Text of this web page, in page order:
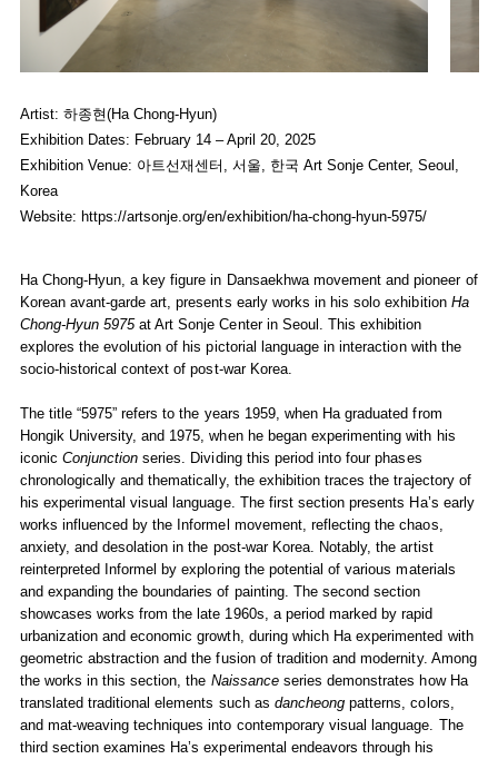
Ha Chong-Hyun
February 28, 2025 - January 11,
Installation view ofHa Chong-Hyun 5975at Art Sonje Center,
Courtesy of Art Sonje Center ⓒ 2025. Art Sonje Center all rights
Photo: Seowon Nam
Artist: 하종현(Ha Chong-Hyun)
Exhibition Dates: February 14 – April 20, 2025
Exhibition Venue: 아트선재센터, 서울, 한국 Art Sonje Center, Seoul,
Korea
Website: https://artsonje.org/en/exhibition/ha-chong-hyun-5975/
Ha Chong-Hyun, a key figure in Dansaekhwa movement and pioneer of
Korean avant-garde art, presents early works in his solo exhibition Ha
Chong-Hyun 5975at Art Sonje Center in Seoul. This exhibition
explores the evolution of his pictorial language in interaction with the
socio-historical context of post-war Korea.
The title “5975” refers to the years 1959, when Ha graduated from
Hongik University, and 1975, when he began experimenting with his
iconic Conjunction series. Dividing this period into four phases
chronologically and thematically, the exhibition traces the trajectory of
his experimental visual language. The first section presents Ha’s early
works influenced by the Informel movement, reflecting the chaos,
anxiety, and desolation in the post-war Korea. Notably, the artist
reinterpreted Informel by exploring the potential of various materials
and expanding the boundaries of painting. The second section
showcases works from the late 1960s, a period marked by rapid
urbanization and economic growth, during which Ha experimented with
geometric abstraction and the fusion of tradition and modernity. Among
the works in this section, the Naissanceseries demonstrates how Ha
translated traditional elements such as dancheong patterns, colors,
and mat-weaving techniques into contemporary visual language. The
third section examines Ha’s experimental endeavors through his